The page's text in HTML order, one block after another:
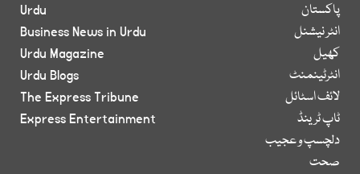
پاکستان
انٹر نیشنل
کھیل
انٹرٹینمنٹ
لائف اسٹائل
ٹاپ ٹرینڈ
دلچسپ و عجیب
صحت
Urdu
Business News in Urdu
Urdu Magazine
Urdu Blogs
The Express Tribune
Express Entertainment